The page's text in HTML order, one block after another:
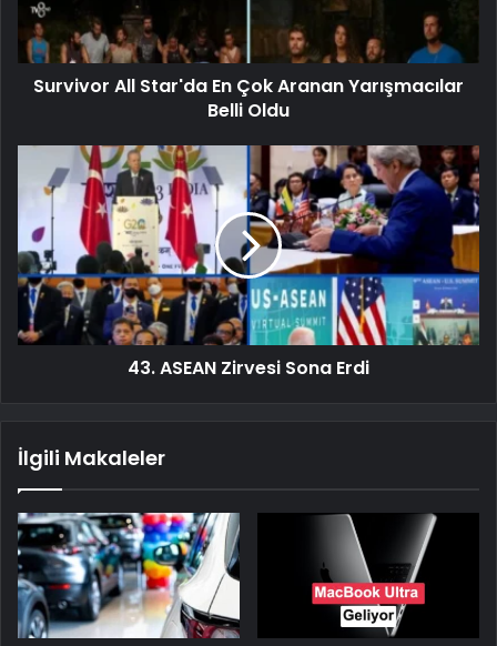
Survivor All Star'da En Çok Aranan Yarışmacılar
Belli Oldu
43. ASEAN Zirvesi Sona Erdi
İlgili Makaleler